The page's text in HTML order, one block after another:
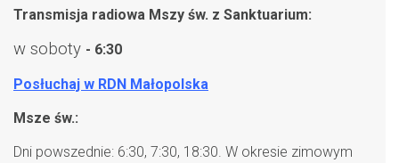
Transmisja radiowa Mszy św. z Sanktuarium:
w soboty - 6:30
Posłuchaj w RDN Małopolska
Msze św.:
Dni powszednie: 6:30, 7:30, 18:30. W okresie zimowym